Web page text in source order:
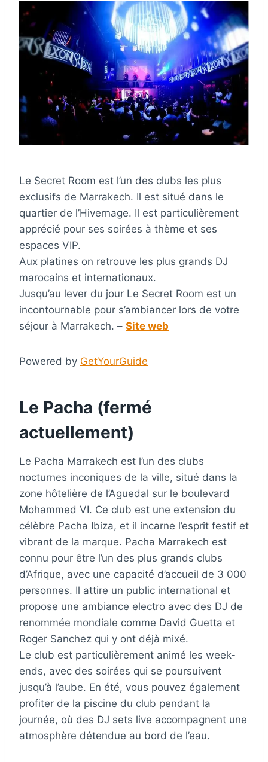
Le Secret Room est l’un des clubs les plus
exclusifs de Marrakech. Il est situé dans le
quartier de l’Hivernage. Il est particulièrement
apprécié pour ses soirées à thème et ses
espaces VIP.
Aux platines on retrouve les plus grands DJ
marocains et internationaux.
Jusqu’au lever du jour Le Secret Room est un
incontournable pour s’ambiancer lors de votre
séjour à Marrakech. – Site web
Powered by GetYourGuide
Le Pacha (fermé
actuellement)
Le Pacha Marrakech est l’un des clubs
nocturnes inconiques de la ville, situé dans la
zone hôtelière de l’Aguedal sur le boulevard
Mohammed VI. Ce club est une extension du
célèbre Pacha Ibiza, et il incarne l’esprit festif et
vibrant de la marque. Pacha Marrakech est
connu pour être l’un des plus grands clubs
d’Afrique, avec une capacité d’accueil de 3 000
personnes. Il attire un public international et
propose une ambiance electro avec des DJ de
renommée mondiale comme David Guetta et
Roger Sanchez qui y ont déjà mixé.
Le club est particulièrement animé les week-
ends, avec des soirées qui se poursuivent
jusqu’à l’aube. En été, vous pouvez également
profiter de la piscine du club pendant la
journée, où des DJ sets live accompagnent une
atmosphère détendue au bord de l’eau.